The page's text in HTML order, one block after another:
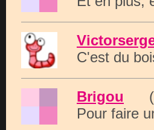
C'est du
Brigou
Pour faire